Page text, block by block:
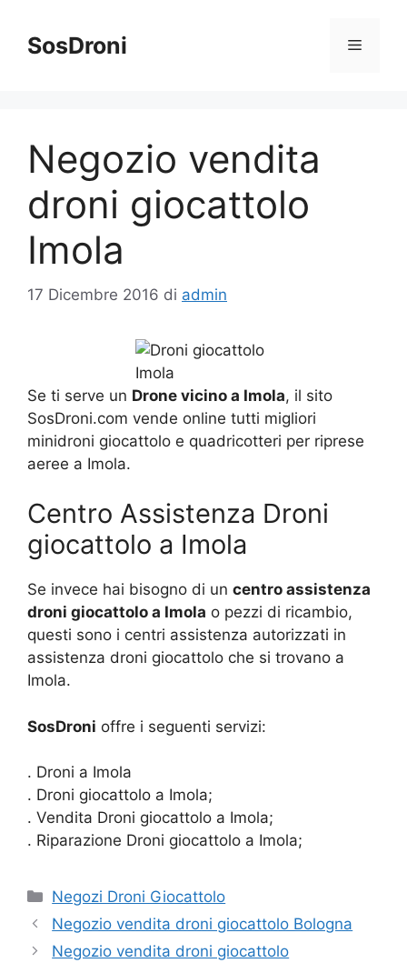
contenuto
SosDroni Menu
Negozio vendita
droni giocattolo
Imola
17 Dicembre 2016 di admin
Se ti serve un Drone vicino a Imola, il sito
SosDroni.com vende online tutti migliori
minidroni giocattolo e quadricotteri per riprese
aeree a Imola.
Centro Assistenza Droni
giocattolo a Imola
Se invece hai bisogno di un centro assistenza
droni giocattolo a Imola o pezzi di ricambio,
questi sono i centri assistenza autorizzati in
assistenza droni giocattolo che si trovano a
Imola.
SosDroni offre i seguenti servizi:
. Droni a Imola
. Droni giocattolo a Imola;
. Vendita Droni giocattolo a Imola;
. Riparazione Droni giocattolo a Imola;
Categorie
Negozi Droni Giocattolo
Negozio vendita droni giocattolo Bologna
Negozio vendita droni giocattolo